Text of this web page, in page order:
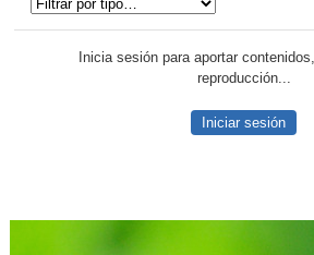
Inicia sesión para aportar
reproducción...
Iniciar sesión